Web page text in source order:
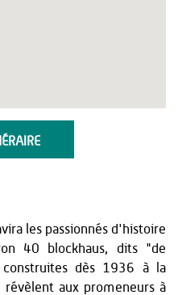
les passionnés d'histoire
40 blockhaus, dits "de
construites dès 1936 à la
aux promeneurs à